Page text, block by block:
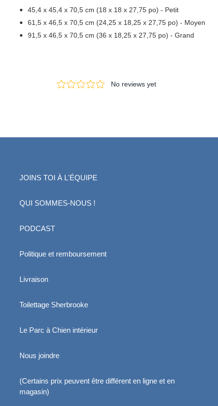
45,4 x 45,4 x 70,5 cm (18 x 18 x 27,75 po) - Petit
61,5 x 46,5 x 70,5 cm (24,25 x 18,25 x 27,75 po) - Moyen
91,5 x 46,5 x 70,5 cm (36 x 18,25 x 27,75 po) - Grand
JOINS TOI À L'ÉQUIPE
QUI SOMMES-NOUS !
PODCAST
Politique et remboursement
Livraison
Toilettage Sherbrooke
Le Parc à Chien intérieur
Nous joindre
(Certains prix peuvent être différent en ligne et en
magasin)